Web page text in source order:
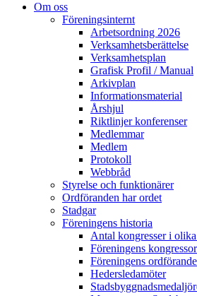
Om oss
Föreningsinternt
Arbetsordning 2026
Verksamhetsberättelse
Verksamhetsplan
Grafisk Profil / Manual
Arkivplan
Informationsmaterial
Årshjul
Riktlinjer konferenser
Medlemmar
Medlem
Protokoll
Webbråd
Styrelse och funktionärer
Ordföranden har ordet
Stadgar
Föreningens historia
Antal kongresser i
Föreningens
Föreningens
Hedersledamöter